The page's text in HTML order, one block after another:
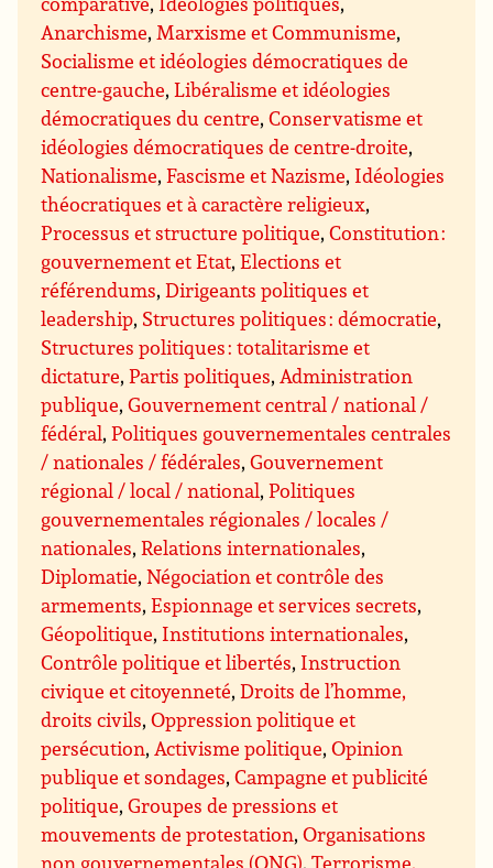
Anarchisme,Marxisme et Communisme,
Socialisme et idéologies démocratiques de
centre-gauche,Libéralisme et idéologies
démocratiques du centre,Conservatisme et
idéologies démocratiques de centre-droite,
Nationalisme,Fascisme et Nazisme, Idéologies
théocratiques et à caractère religieux,
Processus et structure politique,Constitution :
gouvernement et Etat,Elections et
référendums,Dirigeants politiques et
leadership, Structures politiques : démocratie,
Structures politiques : totalitarisme et
dictature,Partis politiques,Administration
publique,Gouvernement central / national /
fédéral,Politiques gouvernementales centrales
/ nationales / fédérales,Gouvernement
régional / local / national,Politiques
gouvernementales régionales / locales /
nationales,Relations internationales,
Diplomatie,Négociation et contrôle des
armements,Espionnage et services secrets,
Géopolitique, Institutions internationales,
Contrôle politique et libertés, Instruction
civique et citoyenneté,Droits de l’homme,
droits civils,Oppression politique et
persécution,Activisme politique,Opinion
publique et sondages,Campagne et publicité
politique,Groupes de pressions et
mouvements de protestation,Organisations
non gouvernementales (ONG),Terrorisme,